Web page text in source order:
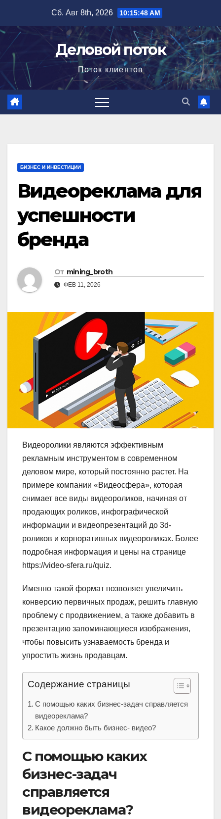
содержимому
Сб. Авг 8th, 2026 10:15:49 AM
Деловой поток
Поток клиентов
БИЗНЕС И ИНВЕСТИЦИИ
Видеореклама для
успешности
бренда
От mining_broth
ФЕВ 11, 2026
Видеоролики являются эффективным
рекламным инструментом в современном
деловом мире, который постоянно растет. На
примере компании «Видеосфера», которая
снимает все виды видеороликов, начиная от
продающих роликов, инфографической
информации и видеопрезентаций до 3d-
роликов и корпоративных видеороликах. Более
подробная информация и цены на странице
https://video-sfera.ru/quiz.
Именно такой формат позволяет увеличить
конверсию первичных продаж, решить главную
проблему с продвижением, а также добавить в
презентацию запоминающиеся изображения,
чтобы повысить узнаваемость бренда и
упростить жизнь продавцам.
Содержание страницы
С помощью каких бизнес-задач справляется
видеореклама?
Какое должно быть бизнес- видео?
С помощью каких
бизнес-задач
справляется
видеореклама?